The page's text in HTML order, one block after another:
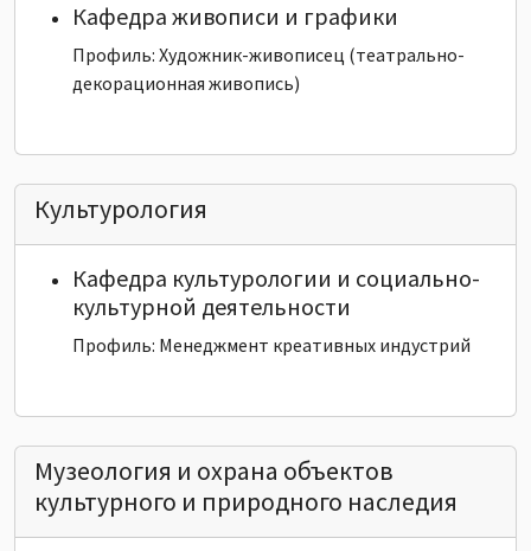
Кафедра живописи и графики
Профиль: Художник-живописец (театрально-
декорационная живопись)
Культурология
Кафедра культурологии и социально-
культурной деятельности
Профиль: Менеджмент креативных индустрий
Музеология и охрана объектов
культурного и природного наследия